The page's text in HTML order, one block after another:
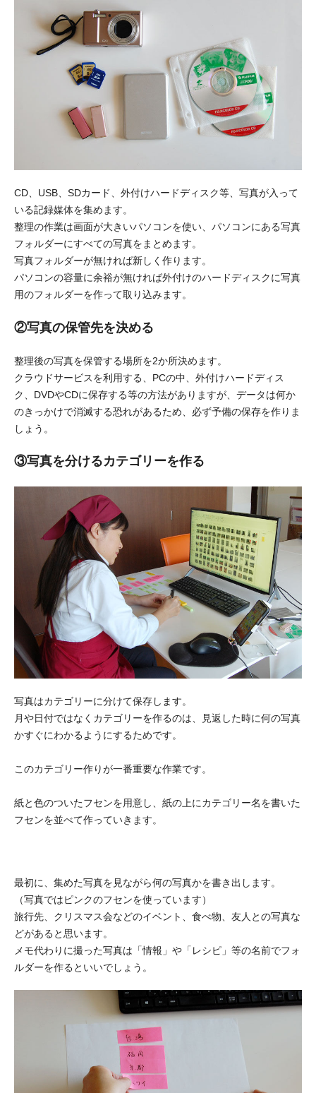
CD、USB、SDカード、外付けハードディスク等、写真が入って
いる記録媒体を集めます。
整理の作業は画面が大きいパソコンを使い、パソコンにある写真
フォルダーにすべての写真をまとめます。
写真フォルダーが無ければ新しく作ります。
パソコンの容量に余裕が無ければ外付けのハードディスクに写真
用のフォルダーを作って取り込みます。
②写真の保管先を決める
整理後の写真を保管する場所を2か所決めます。
クラウドサービスを利用する、PCの中、外付けハードディス
ク、DVDやCDに保存する等の方法がありますが、データは何か
のきっかけで消滅する恐れがあるため、必ず予備の保存を作りま
しょう。
③写真を分けるカテゴリーを作る
写真はカテゴリーに分けて保存します。
月や日付ではなくカテゴリーを作るのは、見返した時に何の写真
かすぐにわかるようにするためです。
このカテゴリー作りが一番重要な作業です。
紙と色のついたフセンを用意し、紙の上にカテゴリー名を書いた
フセンを並べて作っていきます。
最初に、集めた写真を見ながら何の写真かを書き出します。
（写真ではピンクのフセンを使っています）
旅行先、クリスマス会などのイベント、食べ物、友人との写真な
どがあると思います。
メモ代わりに撮った写真は「情報」や「レシピ」等の名前でフォ
ルダーを作るといいでしょう。